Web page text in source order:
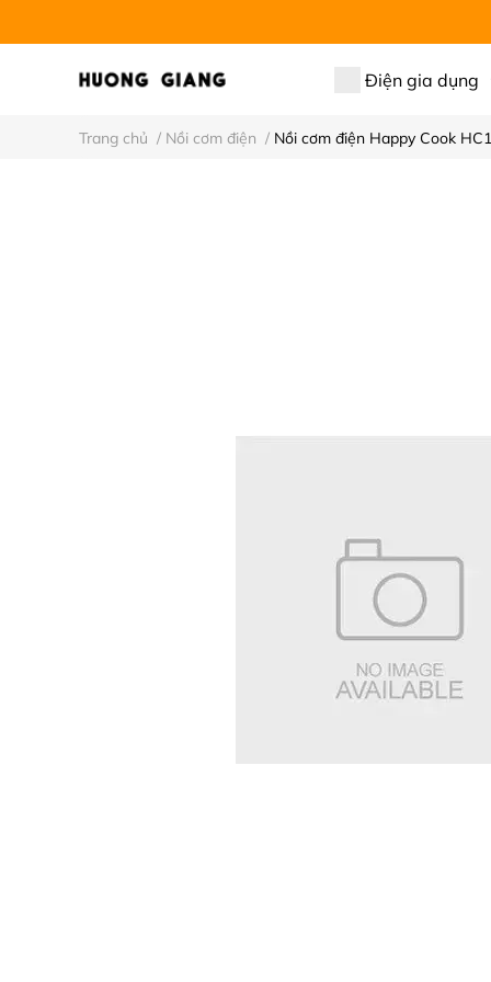
Điện gia dụng
Trang chủ / Nồi cơm điện / Nồi cơm điện Happy Cook